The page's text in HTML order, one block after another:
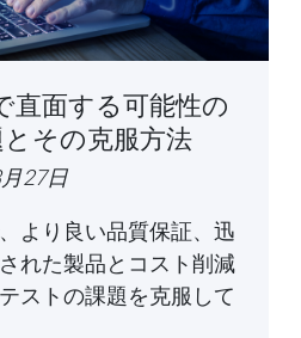
直面する可能性の
その克服方法
27日
より良い品質保証、迅
れた製品とコスト削減
ストの課題を克服して